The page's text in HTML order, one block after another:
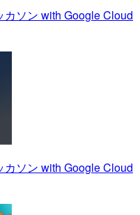
カソン with Google Cloud
カソン with Google Cloud